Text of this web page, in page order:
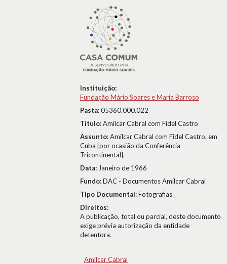
Instituição:
Fundação Mário Soares e Maria Barroso
Pasta:05360.000.022
Título:Amílcar Cabral com Fidel Castro
Assunto:Amílcar Cabral com Fidel Castro, em
Cuba [por ocasião da Conferência
Tricontinental].
Data: Janeiro de 1966
Fundo:DAC - Documentos Amílcar Cabral
Tipo Documental:Fotografias
Direitos:
A publicação, total ou parcial, deste documento
exige prévia autorização da entidade
detentora.
Amílcar Cabral